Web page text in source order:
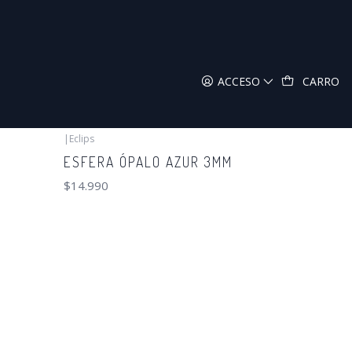
ACCESO CARRO
| Eclips
ESFERA ÓPALO AZUR 3MM
$14.990